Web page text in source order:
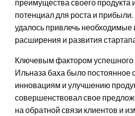
преимущества своего продукта
потенциал для роста и
удалось привлечь необходимые
расширения и развития
Ключевым фактором успешного
Ильназа баха было постоянное
инновациям и улучшению
совершенствовал свое
на обратной связи клиентов и